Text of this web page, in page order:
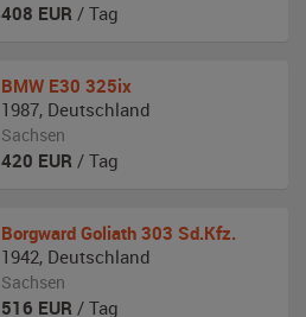
408 EUR / Tag
BMW E30 325ix
1987, Deutschland
Sachsen
420 EUR / Tag
Borgward Goliath 303 Sd.Kfz.
1942, Deutschland
Sachsen
516 EUR / Tag